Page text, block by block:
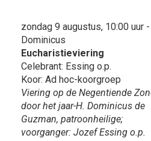
zondag 9 augustus, 10:00 uur -
Dominicus
Eucharistieviering
Celebrant: Essing o.p.
Koor: Ad hoc-koorgroep
Viering op de Negentiende
door het jaar-H. Dominicus de
Guzman, patroonheilige;
voorganger: Jozef Essing o.p.